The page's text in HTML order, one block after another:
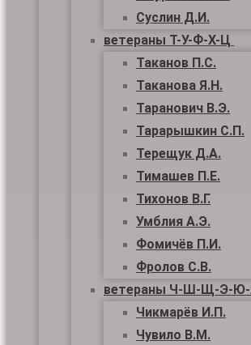
Суслин Д.И.
ветераны Т-У-Ф-Х-Ц
Таканов П.С.
Таканова Я.Н.
Таранович В.Э.
Тарарышкин С.П.
Терещук Д.А.
Тимашев П.Е.
Тихонов В.Г.
Умблия А.Э.
Фомичёв П.И.
Фролов С.В.
ветераны Ч-Ш-Щ-Э-
Чикмарёв И.П.
Чувило В.М.